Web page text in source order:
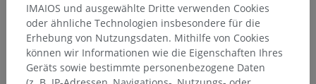
IMAIOS und ausgewählte Dritte verwenden Cookies
oder ähnliche Technologien insbesondere für die
Erhebung von Nutzungsdaten. Mithilfe von Cookies
können wir Informationen wie die Eigenschaften Ihres
Geräts sowie bestimmte personenbezogene Daten